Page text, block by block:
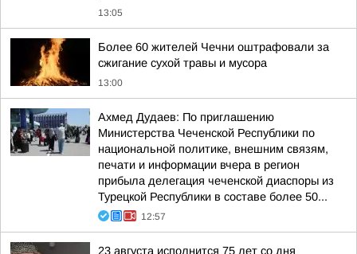
13:05
Более 60 жителей Чечни оштрафовали за
сжигание сухой травы и мусора
13:00
Ахмед Дудаев: По приглашению
Министерства Чеченской Республики по
национальной политике, внешним связям,
печати и информации вчера в регион
прибыла делегация чеченской диаспоры из
Турецкой Республики в составе более 50...
12:57
23 августа исполнится 75 лет со дня